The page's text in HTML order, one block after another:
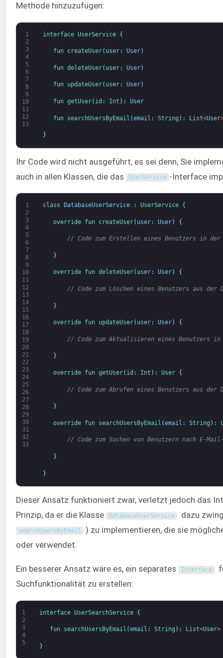
Methode hinzuzufügen:
1
2
3
4
5
6
7
8
9
10
11
12
13
interface UserService {
fun createUser( user: User)
fun deleteUser( user: User)
fun updateUser( user: User)
fun getUser( id : Int ) : User
fun searchUsersByEmail (email : String ) : List<User
}
Ihr Code wird nicht ausgeführt, es sei denn, Sie
auch in allen Klassen, die das
UserService -Interface
1
2
3
4
5
6
7
8
9
10
11
12
13
14
15
16
17
18
19
20
21
22
23
24
25
26
27
28
29
30
31
32
33
class DatabaseUserService : UserService {
override fun createUser( user: User) {
// Code zum Erstellen eines Benutzers in der
}
override fun deleteUser( user: User) {
// Code zum Löschen eines Benutzers aus der
}
override fun updateUser( user: User) {
// Code zum Aktualisieren eines Benutzers in
}
override fun getUser( id : Int ) : User {
// Code zum Abrufen eines Benutzers aus der
}
override fun searchUsersByEmail (email : String ) :
// Code zum Suchen von Benutzern nach E-
}
}
Dieser Ansatz funktioniert zwar, verletzt jedoch das
Prinzip, da er die Klasse
DatabaseUserService dazu
searchUsersByEmail ) zu implementieren, die sie
oder verwendet.
Ein besserer Ansatz wäre es, ein separates Interface
Suchfunktionalität zu erstellen:
1
2
3
4
5
interface UserSearchService {
fun searchUsersByEmail (email : String ) : List<User>
}